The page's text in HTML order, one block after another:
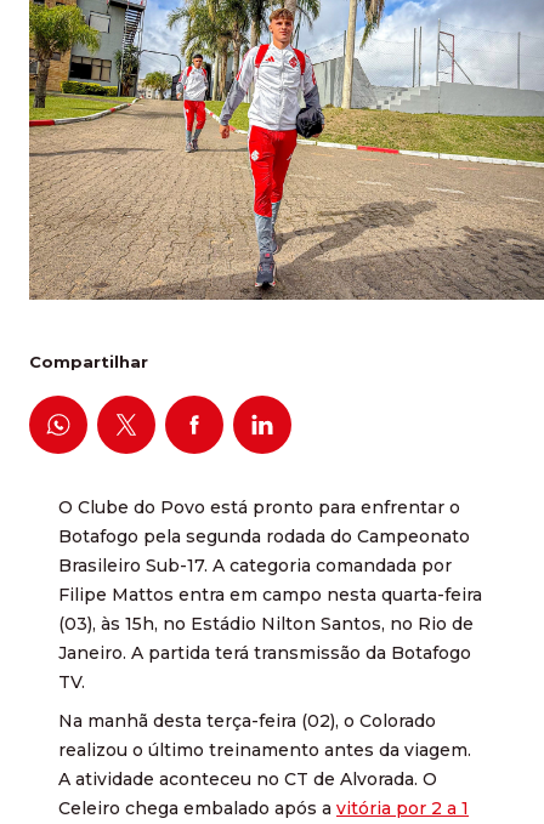
Compartilhar
O Clube do Povo está pronto para enfrentar o
Botafogo pela segunda rodada do Campeonato
Brasileiro Sub-17. A categoria comandada por
Filipe Mattos entra em campo nesta quarta-feira
(03), às 15h, no Estádio Nilton Santos, no Rio de
Janeiro. A partida terá transmissão da Botafogo
TV.
Na manhã desta terça-feira (02), o Colorado
realizou o último treinamento antes da viagem.
A atividade aconteceu no CT de Alvorada. O
Celeiro chega embalado após a vitória por 2 a 1